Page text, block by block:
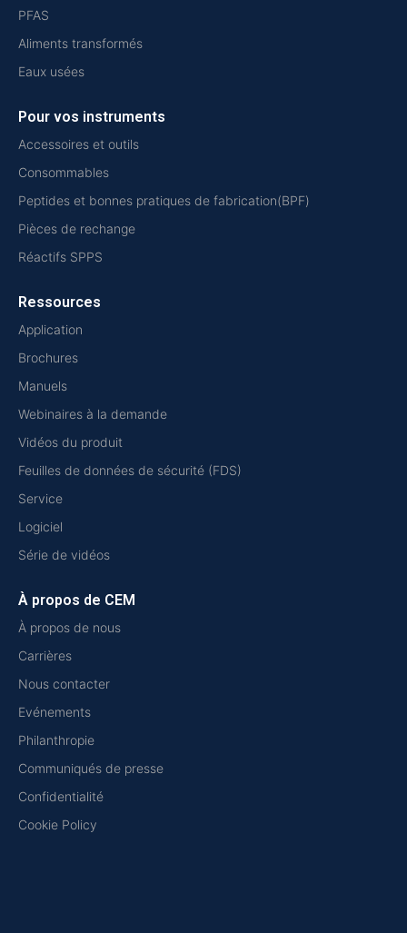
PFAS
Aliments transformés
Eaux usées
Pour vos instruments
Accessoires et outils
Consommables
Peptides et bonnes pratiques de fabrication(BPF)
Pièces de rechange
Réactifs SPPS
Ressources
Application
Brochures
Manuels
Webinaires à la demande
Vidéos du produit
Feuilles de données de sécurité (FDS)
Service
Logiciel
Série de vidéos
À propos de CEM
À propos de nous
Carrières
Nous contacter
Evénements
Philanthropie
Communiqués de presse
Confidentialité
Cookie Policy